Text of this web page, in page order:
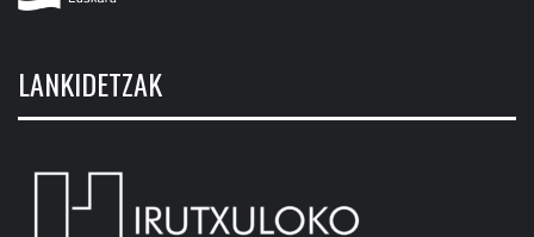
LANKIDETZAK